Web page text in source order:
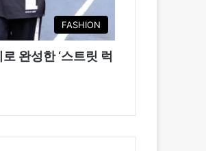
FASHION
완성한 ‘스트릿 럭